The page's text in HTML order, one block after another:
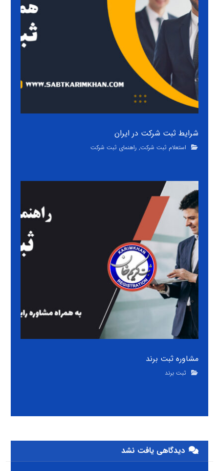
شرایط ثبت شرکت در ایران
استعلام ثبت شرکت, راهنمای ثبت شرکت
مشاوره ثبت برند
ثبت برند
دیدگاهی یافت نشد